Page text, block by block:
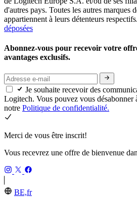
d'autres pays. Toutes les autres marques
appartiennent à leurs détenteurs respectifs.
déposées
Abonnez-vous pour recevoir votre
avantages exclusifs.
Je souhaite recevoir des
Logitech. Vous pouvez vous désabonner
notre Politique de confidentialité.
Merci de vous être inscrit!
Vous recevrez une offre de bienvenue
BE,fr